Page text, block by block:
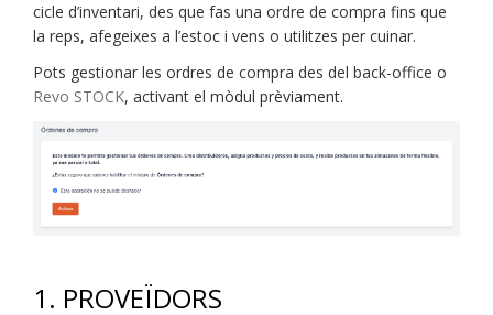
cicle d’inventari, des que fas una ordre de compra fins que
la reps, afegeixes a l’estoc i vens o utilitzes per cuinar.
Pots gestionar les ordres de compra des del back-office o
Revo STOCK, activant el mòdul prèviament.
1. PROVEÏDORS